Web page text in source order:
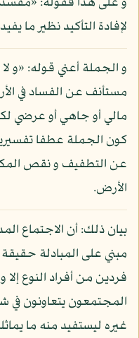
لإفادة التأكيد نظير ما
و الجملة أعني قوله: «و
مستأنف عن الفساد في
مالي أو جاهي أو عرضي
كون الجملة عطفا
عن التطفيف و نقص
الأرض.
بيان ذلك: أن الاجتماع
مبني على المبادلة
فردين من أفراد النوع
المجتمعون يتعاونون في
غيره ليستفيد منه ما